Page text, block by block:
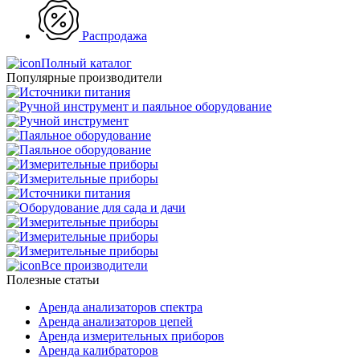
Распродажа
Полный каталог
Популярные производители
Все производители
Полезные статьи
Аренда анализаторов спектра
Аренда анализаторов цепей
Аренда измерительных приборов
Аренда калибраторов